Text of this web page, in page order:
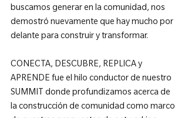
buscamos generar en la comunidad, nos
demostró nuevamente que hay mucho por
delante para construir y transformar.
CONECTA, DESCUBRE, REPLICA y
APRENDE fue el hilo conductor de nuestro
SUMMIT donde profundizamos acerca de
la construcción de comunidad como marco